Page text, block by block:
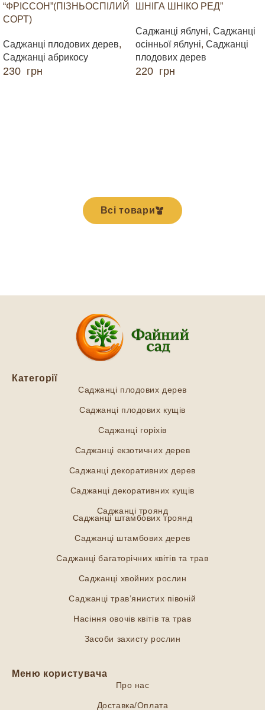
“ФРІССОН”(ПІЗНЬОСПІЛИЙ
СОРТ)
Саджанці плодових дерев,
Саджанці абрикосу
230 грн
ШНІГА ШНІКО РЕД”
Саджанці яблуні, Саджанці
осінньої яблуні, Саджанці
плодових дерев
220 грн
Всі товари
Категорії
Саджанці плодових дерев
Саджанці плодових кущів
Саджанці горіхів
Саджанці екзотичних дерев
Саджанці декоративних дерев
Саджанці декоративних кущів
Саджанці троянд
Саджанці штамбових троянд
Саджанці штамбових дерев
Саджанці багаторічних квітів та трав
Саджанці хвойних рослин
Саджанці трав’янистих півоній
Насіння овочів квітів та трав
Засоби захисту рослин
Меню користувача
Про нас
Доставка/Оплата